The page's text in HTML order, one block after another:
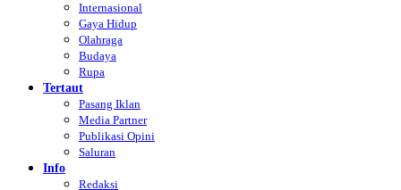
Internasional
Gaya Hidup
Olahraga
Budaya
Rupa
Tertaut
Pasang Iklan
Media Partner
Publikasi Opini
Saluran
Info
Redaksi